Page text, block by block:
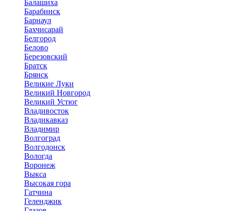
Балашиха
Барабинск
Барнаул
Бахчисарай
Белгород
Белово
Березовский
Братск
Брянск
Великие Луки
Великий Новгород
Великий Устюг
Владивосток
Владикавказ
Владимир
Волгоград
Волгодонск
Вологда
Воронеж
Выкса
Высокая гора
Гатчина
Геленджик